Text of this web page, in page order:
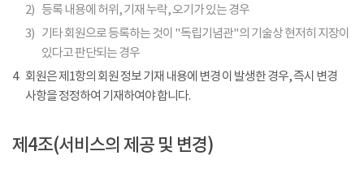
2) 등록 내용에 허위, 기재 누락, 오기가 있는 경우
3) 기타 회원으로 등록하는 것이 "독립기념관"의 기술상 현저히 지장이
있다고 판단되는 경우
4
회원은 제1항의 회원 정보 기재 내용에 변경 이 발생한 경우, 즉시 변경
사항을 정정하여 기재하여야 합니다.
제4조(서비스의 제공 및 변경)